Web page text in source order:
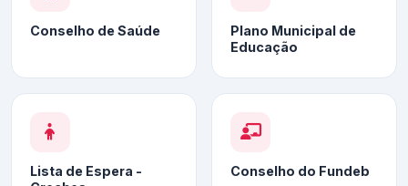
Conselho de Saúde
Plano Municipal de
Educação
Lista de Espera -
Conselho do Fundeb